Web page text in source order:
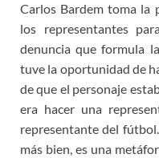
Carlos Bardem toma la
los representantes
denuncia que formula
tuve la oportunidad de
de que el personaje
era hacer una
representante del
más bien, es una